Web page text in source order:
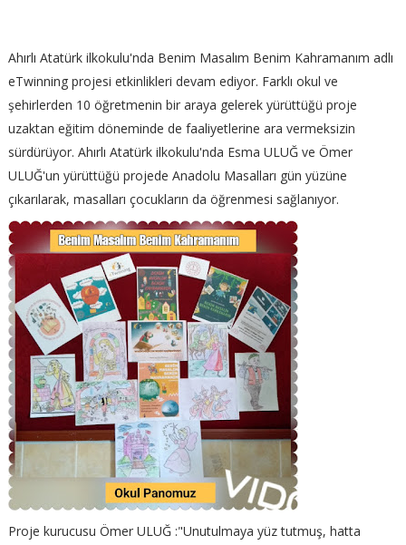
Ahırlı Atatürk ilkokulu'nda Benim Masalım Benim Kahramanım adlı
eTwinning projesi etkinlikleri devam ediyor. Farklı okul ve
şehirlerden 10 öğretmenin bir araya gelerek yürüttüğü proje
uzaktan eğitim döneminde de faaliyetlerine ara vermeksizin
sürdürüyor. Ahırlı Atatürk ilkokulu'nda Esma ULUĞ ve Ömer
ULUĞ'un yürüttüğü projede Anadolu Masalları gün yüzüne
çıkarılarak, masalları çocukların da öğrenmesi sağlanıyor.
Proje kurucusu Ömer ULUĞ :"Unutulmaya yüz tutmuş, hatta